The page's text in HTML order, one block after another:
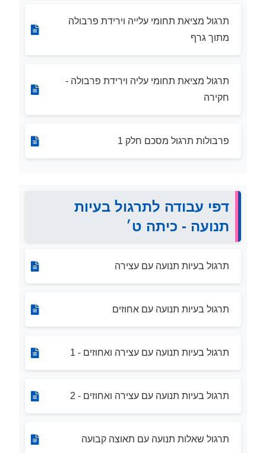
תרגול מציאת תחומי עלייה וירידת פרבולה
מתוך גרף
תרגול מציאת תחומי עליה וירידת פרבולה -
חקירה
פרבולות תרגול מסכם חלק 1
דפי עבודה לתרגול בעיות
תנועה - כיתה ט׳
תרגול בעיות תנועה עם עצירה
תרגול בעיות תנועה עם אחוזים
תרגול בעיות תנועה עם עצירה ואחוזים - 1
תרגול בעיות תנועה עם עצירה ואחוזים - 2
תרגול שאלות תנועה עם תאוצה קבועה